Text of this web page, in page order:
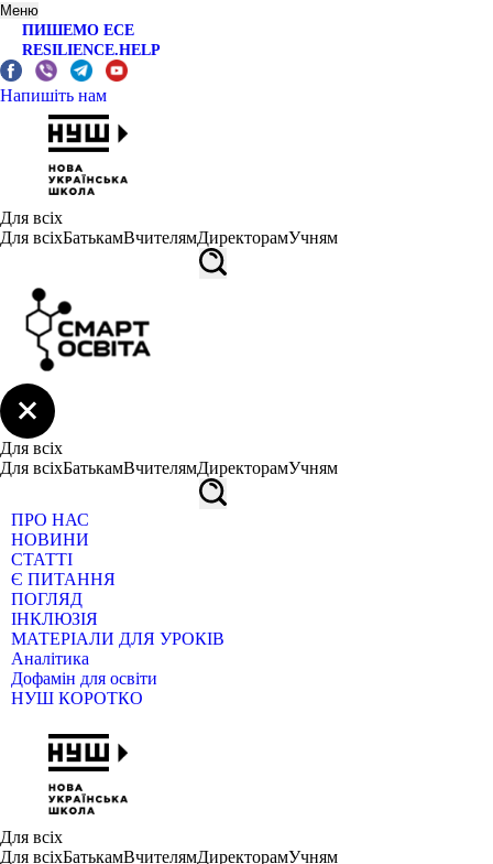
Меню
ПИШЕМО ЕСЕ
RESILIENCE.HELP
Напишіть нам
Для всіх
Для всіхБатькамВчителямДиректорамУчням
Для всіх
Для всіхБатькамВчителямДиректорамУчням
ПРО НАС
НОВИНИ
СТАТТІ
Є ПИТАННЯ
ПОГЛЯД
ІНКЛЮЗІЯ
МАТЕРІАЛИ ДЛЯ УРОКІВ
Аналітика
Дофамін для освіти
НУШ КОРОТКО
Для всіх
Для всіхБатькамВчителямДиректорамУчням